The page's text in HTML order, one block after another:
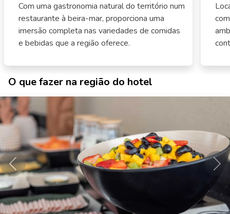
Com uma gastronomia natural do território num
restaurante à beira-mar, proporciona uma
imersão completa nas variedades de comidas
e bebidas que a região oferece.
O que fazer na região do hotel
Anterior